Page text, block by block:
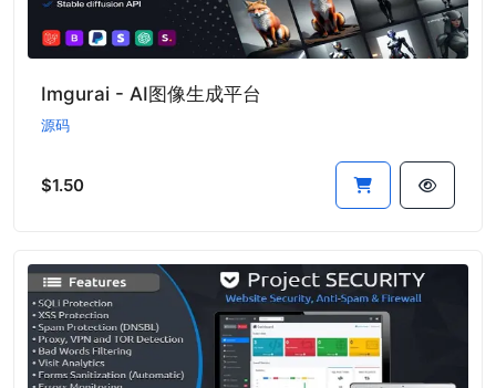
Imgurai - AI图像生成平台
源码
$1.50